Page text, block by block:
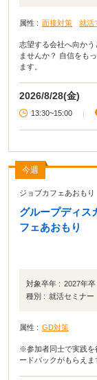
属性 : 面接対策 就活
志望する会社へ向か
ませんか？ 自信をも
ます。
2026/8/28(金)
13:30~15:00 |
今週
ジョブカフェあおもり
グループディ
フェあおもり
対象卒年 : 2027年卒
種別 : 就活セミナー
属性 : GD対策
※参加者同士で実践を
ードバックがもらえま